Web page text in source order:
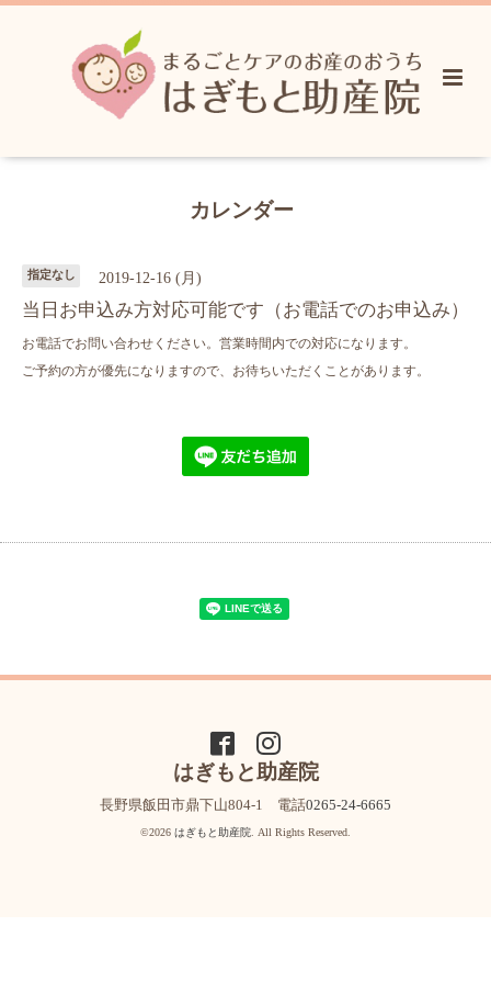
カレンダー
指定なし 2019-12-16 (月)
当日お申込み方対応可能です（お電話でのお申込み）
お電話でお問い合わせください。営業時間内での対応になります。
ご予約の方が優先になりますので、お待ちいただくことがあります。
はぎもと助産院
長野県飯田市鼎下山804-1 電話0265-24-6665
©2026 はぎもと助産院 . All Rights Reserved.